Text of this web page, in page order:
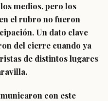
medios, pero los
el rubro no fueron
Un dato clave
del cierre cuando ya
de distintos lugares
con este